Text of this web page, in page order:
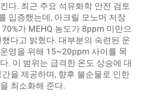
다. 최근 주요 석유화학 안전 검토
입증했는데, 아크릴 모노머 저장
가 MEHQ 농도가 8ppm 미만으
다고 밝혔다. 대부분의 숙련된 운
영을 위해 15~20ppm 사이를 목
. 이 범위는 급격한 온도 상승에 대
을 제공하며, 향후 불순물로 인한
최소화해 준다.